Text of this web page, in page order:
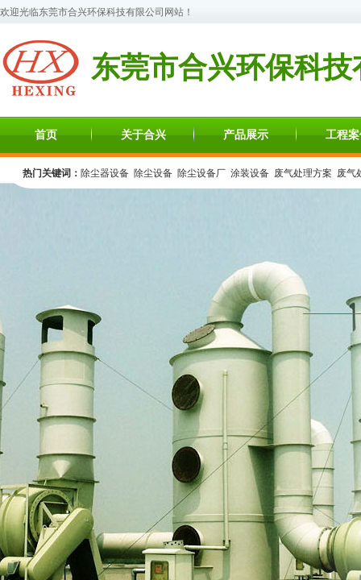
欢迎光临东莞市合兴环保科技有限公司 网站！
东莞市合兴环保科技
首页 关于合兴 产品展示 工程案
热门关键词： 除尘器设备 除尘设备 除尘设备厂 涂装设备 废气处理方案 废气